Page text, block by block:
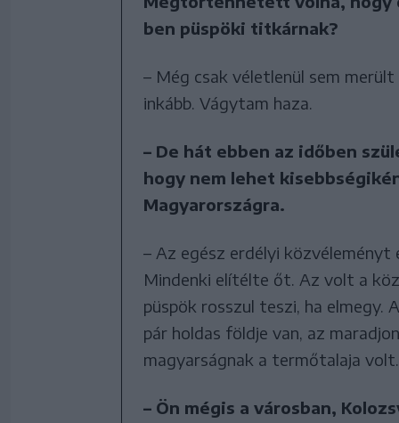
ben püspöki titkárnak?
– Még csak véletlenül sem
inkább. Vágytam haza.
– De hát ebben az időben
hogy nem lehet
Magyarországra.
– Az egész erdélyi
Mindenki elítélte őt. Az volt a
püspök rosszul teszi, ha elmegy.
pár holdas földje van, az
magyarságnak a termőtalaja volt.
– Ön mégis a városban,